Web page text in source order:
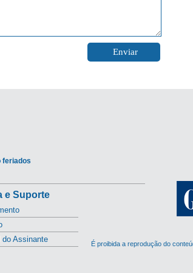
feriados
e Suporte
do Assinante
É proibida a reprodução do